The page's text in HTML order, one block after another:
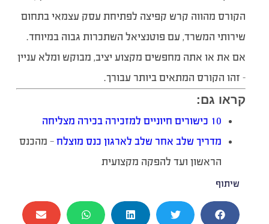
הקורס מהווה קרש קפיצה לפתיחת עסק עצמאי בתחום
שירותי המשרד, עם פוטנציאל השתכרות גבוה במיוחד.
אם את או אתה מחפשים מקצוע יציב, מבוקש ומלא עניין
– זהו הקורס המתאים ביותר עבורך.
קראו גם:
10 כישורים חיוניים למזכירה בכירה מצליחה
מדריך שלב אחר שלב לארגון כנס מוצלח— מהכנס
הראשון ועד להפקה מקצועית
שיתוף